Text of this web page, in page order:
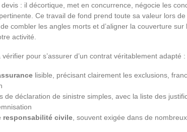
: il décortique, met en concurrence, négocie les
Ce travail de fond prend toute sa valeur lors
combler les angles morts et d’aligner la couverture sur
activité.
pour s’assurer d’un contrat véritablement adapté :
lisible, précisant clairement les exclusions,
de déclaration de sinistre simples, avec la liste des
responsabilité civile , souvent exigée dans de